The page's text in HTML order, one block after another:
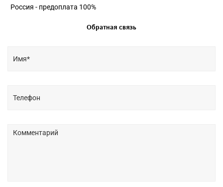
Россия - предоплата 100%
Обратная связь